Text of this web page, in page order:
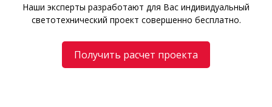
Наши эксперты разработают для Вас индивидуальный
светотехнический проект совершенно бесплатно.
Получить расчет проекта